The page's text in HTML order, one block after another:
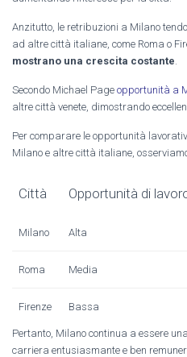
Anzitutto, le retribuzioni a Milano
ad altre città italiane, come Roma o
mostrano una crescita costante
Secondo Michael Page opportunità a
altre città venete, dimostrando
Per comparare le opportunità
Milano e altre città italiane,
Città Opportunità di
Milano Alta
Roma Media
Firenze Bassa
Pertanto, Milano continua a essere
carriera entusiasmante e ben